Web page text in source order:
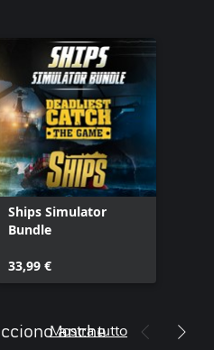
Ships Simulator
Bundle
33,99 €
anche
Mostra tutto